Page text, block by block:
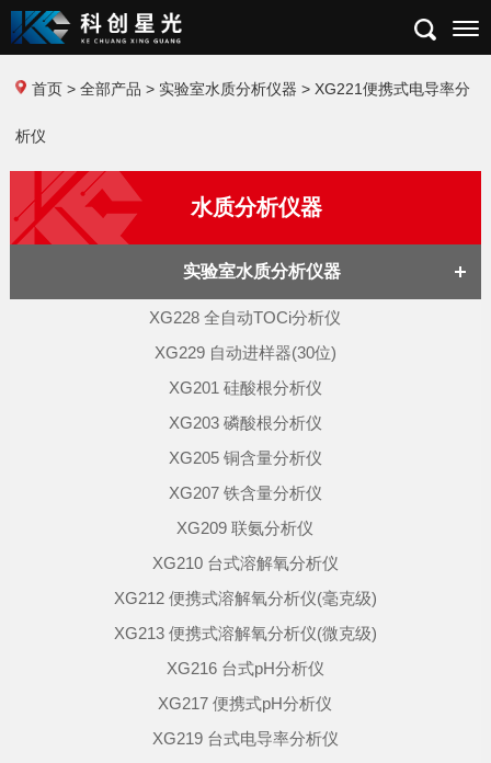
首页> 全部产品 > 实验室水质分析仪器 > XG221便携式电导率分
析仪
水质分析仪器
实验室水质分析仪器
XG228 全自动TOCi分析仪
XG229 自动进样器(30位)
XG201 硅酸根分析仪
XG203 磷酸根分析仪
XG205 铜含量分析仪
XG207 铁含量分析仪
XG209 联氨分析仪
XG210 台式溶解氧分析仪
XG212 便携式溶解氧分析仪(毫克级)
XG213 便携式溶解氧分析仪(微克级)
XG216 台式pH分析仪
XG217 便携式pH分析仪
XG219 台式电导率分析仪